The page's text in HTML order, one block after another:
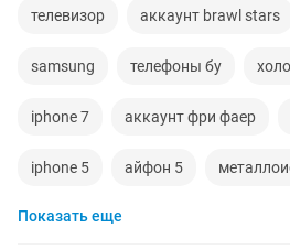
телевизор аккаунт brawl stars
samsung телефоны бу
iphone 7 аккаунт фри фаер
iphone 5 айфон 5
видеокарты
Показать еще